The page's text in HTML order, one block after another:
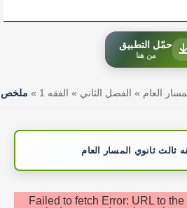
حمّل التطبيق
من هنا
العام » الفصل الثاني » الفقه 1 » ملخص
ثالث ثانوي المسار العام
Failed to fetch Error: URL to